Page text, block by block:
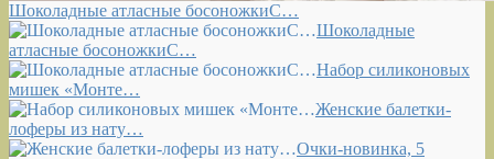
Шоколадные атласные босоножкиС…
Шоколадные
атласные босоножкиС…
Набор силиконовых
мишек «Монте…
Женские балетки-
лоферы из нату…
Очки-новинка, 5